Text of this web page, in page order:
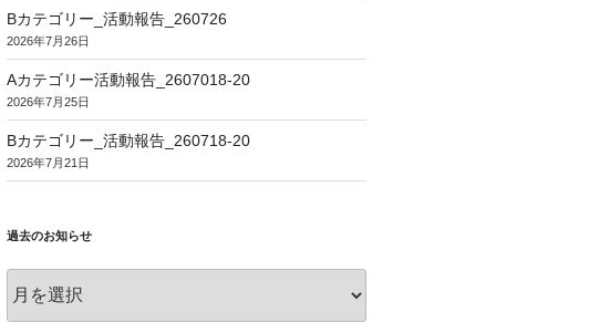
Bカテゴリー_活動報告_260726
2026年7月26日
Aカテゴリー活動報告_2607018-20
2026年7月25日
Bカテゴリー_活動報告_260718-20
2026年7月21日
過去のお知らせ
去